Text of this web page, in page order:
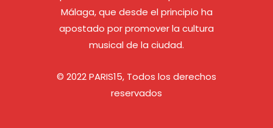
Málaga, que desde el principio ha
apostado por promover la cultura
musical de la ciudad.
© 2022 PARIS15, Todos los derechos
reservados